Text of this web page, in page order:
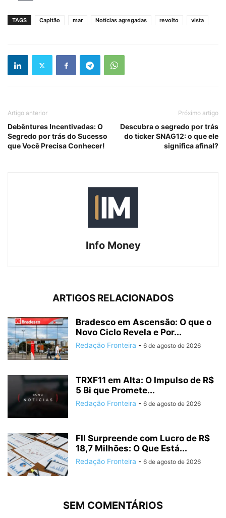
TAGS Capitão mar Notícias agregadas revolto vista
Artigo anterior
Debêntures Incentivadas: O
Segredo por trás do Sucesso
que Você Precisa Conhecer!
Próximo artigo
Descubra o segredo por trás
do ticker SNAG12: o que ele
significa afinal?
Info Money
ARTIGOS RELACIONADOS
Bradesco em Ascensão: O que o
Novo Ciclo Revela e Por...
Redação Fronteira - 6 de agosto de 2026
TRXF11 em Alta: O Impulso de R$
5 Bi que Promete...
Redação Fronteira - 6 de agosto de 2026
FII Surpreende com Lucro de R$
18,7 Milhões: O Que Está...
Redação Fronteira - 6 de agosto de 2026
SEM COMENTÁRIOS